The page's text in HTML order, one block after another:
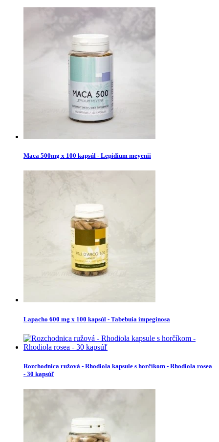
Maca 500mg x 100 kapsúl - Lepidium meyenii
Lapacho 600 mg x 100 kapsúl - Tabebuia impeginosa
Rozchodnica ružová - Rhodiola kapsule s horčíkom - Rhodiola rosea
- 30 kapsúľ